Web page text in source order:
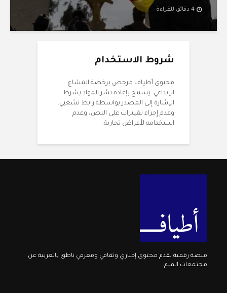
4 دقائق للقراءة
شروط الاستخدام
محتوى أطياف مرخص برخصة المشاع
الإبداعي. يسمح بإعادة نشر المواد بشرط
الإشارة إلى المصدر بواسطة رابط تشعبي،
وعدم إجراء تغييرات على النص، وعدم
استخدامه لأغراض تجارية.
منصة رقمية تقدم محتوى إخباري وثقافي ومعرفي ناطق بالعربية عن
مجتمعات الميم.